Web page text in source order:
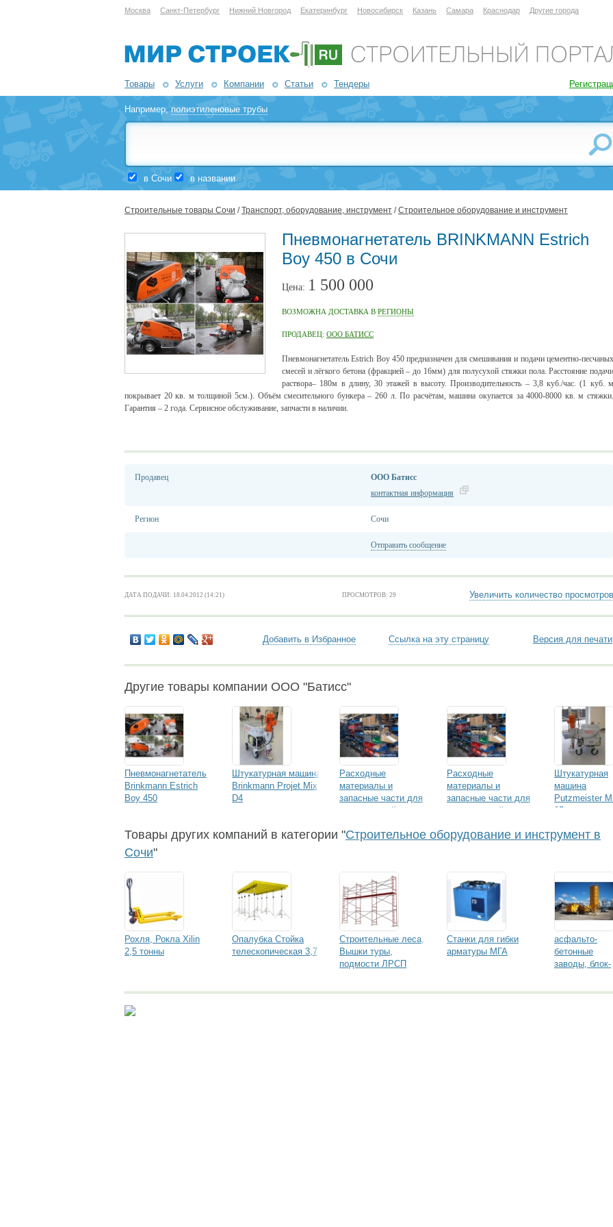
Москва Санкт-Петербург Нижний Новгород Екатеринбург Новосибирск Казань Самара Краснодар Другие города
Товары Услуги Компании Статьи Тендеры
Например,полиэтиленовые трубы
в Сочи в названии
Строительные товары Сочи /Транспорт, оборудование, инструмент /Строительное оборудование и инструмент
Пневмонагнетатель BRINKMANN Estrich
Boy 450 в Сочи
Цена: 1 500 000
ВОЗМОЖНА ДОСТАВКА В РЕГИОНЫ
ПРОДАВЕЦ: ООО БАТИСС
Пневмонагнетатель Estrich Boy 450 предназначен для смешивания и подачи цементно-песчаных
смесей и лёгкого бетона (фракцией – до 16мм) для полусухой стяжки пола. Расстояние подачи
раствора– 180м в длину, 30 этажей в высоту. Производительность – 3,8 куб./час. (1 куб. м
покрывает 20 кв. м толщиной 5см.). Объём смесительного бункера – 260 л. По расчётам, машина окупается за 4000-8000 кв. м стяжки.
Гарантия – 2 года. Сервисное обслуживание, запчасти в наличии.
Продавец
ООО Батисс
контактная информация
Регион Сочи
Отправить сообщение
ДАТА ПОДАЧИ: 18.04.2012 (14:21) ПРОСМОТРОВ: 29 Увеличить количество просмотров
Добавить в Избранное Ссылка на эту страницу Версия для печати
Другие товары компании ООО "Батисс"
Пневмонагнетатель
Brinkmann Estrich
Boy 450
Штукатурная машина
Brinkmann Projet Mix
D4
Расходные
материалы и
запасные части для
строительной
Putzmeister
Расходные
материалы и
запасные части для
строительной
Штукатурная
машина
Putzmeister
25
Товары других компаний в категории "Строительное оборудование и инструмент в
Сочи"
Рохля, Рокла Xilin
2,5 тонны
Опалубка Стойка
телескопическая 3,7
Строительные леса,
Вышки туры,
подмости ЛРСП
Станки для гибки
арматуры МГА
асфальто-
бетонные
заводы, блок-